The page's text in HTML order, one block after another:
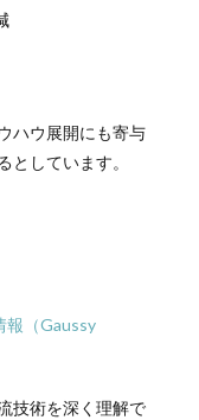
ハウ展開にも寄与
としています。
報（Gaussy
技術を深く理解で